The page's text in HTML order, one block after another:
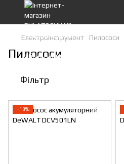
Електроінструмент Пилососи
Пилососи
Фільтр
−18%